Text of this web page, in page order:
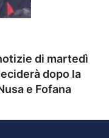
di martedì
dopo la
e Fofana